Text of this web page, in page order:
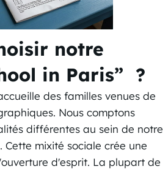
notre
in Paris” ?
des familles venues de
Nous comptons
différentes au sein de notre
Cette mixité sociale crée une
d'esprit. La plupart de